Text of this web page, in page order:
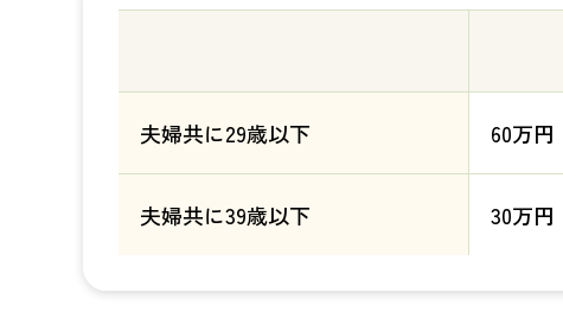
夫婦共に29歳以下 60万円
夫婦共に39歳以下 30万円